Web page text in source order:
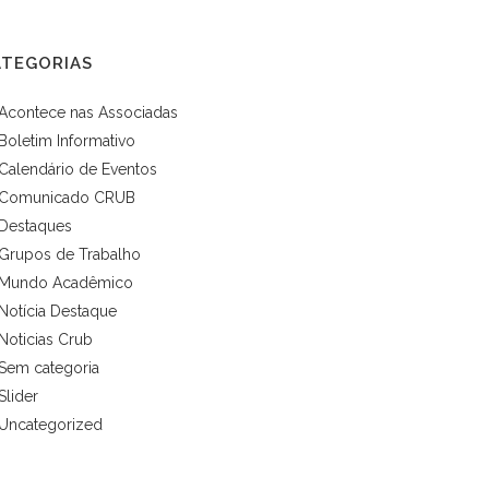
nas Associadas
Informativo
de Eventos
CRUB
de Trabalho
Acadêmico
Destaque
Crub
categoria